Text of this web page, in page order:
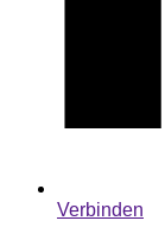
Verbinden